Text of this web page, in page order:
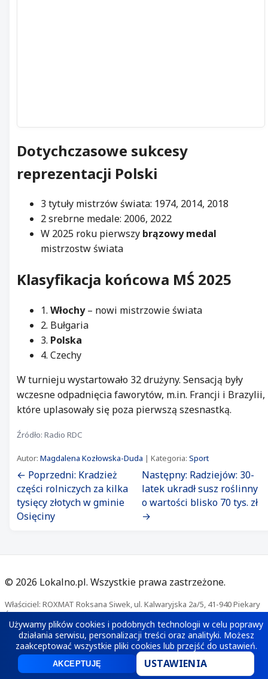
Dotychczasowe sukcesy
reprezentacji Polski
3 tytuły mistrzów świata: 1974, 2014, 2018
2 srebrne medale: 2006, 2022
W 2025 roku pierwszy brązowy medal
mistrzostw świata
Klasyfikacja końcowa MŚ 2025
1. Włochy– nowi mistrzowie świata
2. Bułgaria
3. Polska
4. Czechy
W turnieju wystartowało 32 drużyny. Sensacją były
wczesne odpadnięcia faworytów, m.in. Francji i Brazylii,
które uplasowały się poza pierwszą szesnastką.
Źródło: Radio RDC
Autor: Magdalena Kozłowska-Duda | Kategoria: Sport
← Poprzedni: Kradzież
części rolniczych za kilka
tysięcy złotych w gminie
Osięciny
Następny: Radziejów: 30-
latek ukradł susz roślinny
o wartości blisko 70 tys. zł
→
© 2026 Lokalno.pl. Wszystkie prawa zastrzeżone.
Właściciel: ROXMAT Roksana Siwek, ul. Kalwaryjska 2a/5, 41-940 Piekary
Śląskie. Kontakt:redakcja@lokalno.pl
Polityka prywatności·Polityka cookies
Używamy plików cookies i podobnych technologii w celu poprawy
działania serwisu, personalizacji treści oraz analityki. Możesz
zaakceptować wszystkie pliki cookies lub przejść do ustawień.
AKCEPTUJĘ USTAWIENIA